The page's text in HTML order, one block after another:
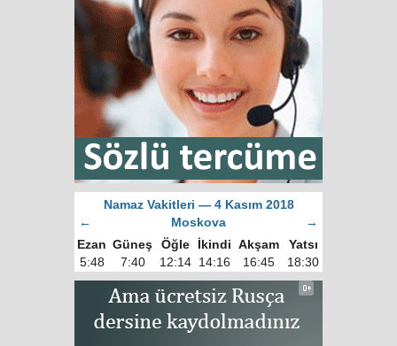
Namaz Vakitleri — 4 Kasım 2018
←
Moskova
→
Ezan Güneş Öğle İkindi Akşam
Yatsı
5:48
7:40 12:14 14:16 16:45 18:30